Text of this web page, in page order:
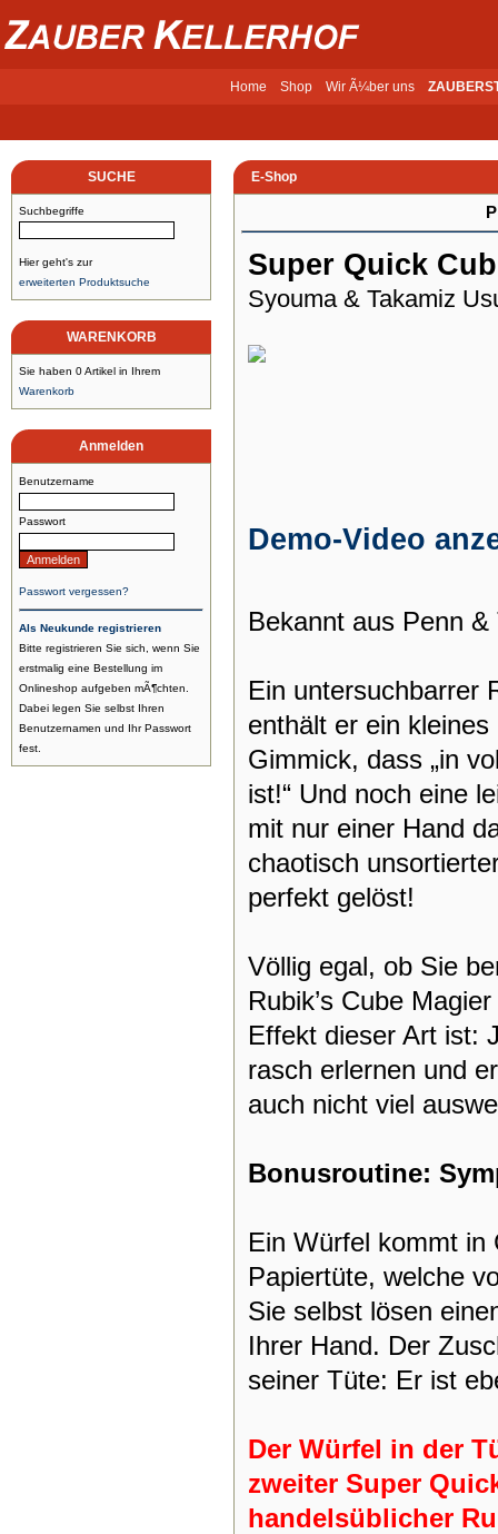
Home Shop Wir Ã¼ber uns
SUCHE
Suchbegriffe
Hier geht's zur
erweiterten Produktsuche
WARENKORB
Sie haben 0 Artikel in Ihrem
Warenkorb
Anmelden
Benutzername
Passwort
Passwort vergessen?
Als Neukunde registrieren
Bitte registrieren Sie sich, wenn Sie
erstmalig eine Bestellung im
Onlineshop aufgeben mÃ¶chten.
Dabei legen Sie selbst Ihren
Benutzernamen und Ihr Passwort
fest.
E-Shop
Super Quick
Syouma & Takamiz
Demo-Video
Bekannt aus Penn
Ein untersuchbarrer
enthält er ein
Gimmick, dass „in
ist!“ Und noch eine
mit nur einer Hand
chaotisch
perfekt gelöst!
Völlig egal, ob Sie
Rubik’s Cube
Effekt dieser Art ist:
rasch erlernen und
auch nicht viel
Bonusroutine:
Ein Würfel kommt in
Papiertüte, welche
Sie selbst lösen
Ihrer Hand. Der
seiner Tüte: Er ist
Der Würfel in der
zweiter Super
handelsüblicher